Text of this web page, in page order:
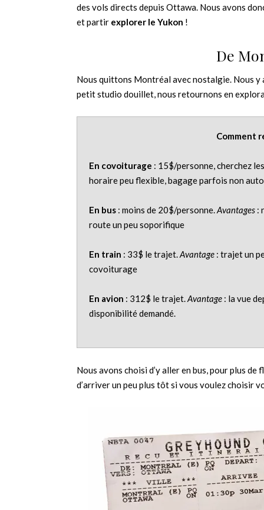
des vols directs depuis Ottawa. Nous avons
et partir explorer le Yukon !
De
Nous quittons Montréal avec nostalgie. Nous y
petit studio douillet, nous retournons en
Comment
En covoiturage : 15$/personne, cherchez
horaire peu flexible, bagage parfois non
En bus : moins de 20$/personne.Avantages :
route un peu soporifique
En train : 33$ le trajet.Avantage : trajet un
covoiturage
En avion : 312$ le trajet.Avantage : la vue
disponibilité demandé.
Nous avons choisi d’y aller en bus, pour plus
d’arriver un peu plus tôt si vous voulez choisir